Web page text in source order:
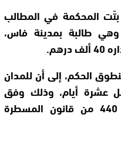
المحكمة في المطالب
طالبة بمدينة فاس،
الحكم، إلى أن للمدان
عشرة أيام، وذلك وفق
المقتضيات الواردة في المادة 440 من قانون المسطرة